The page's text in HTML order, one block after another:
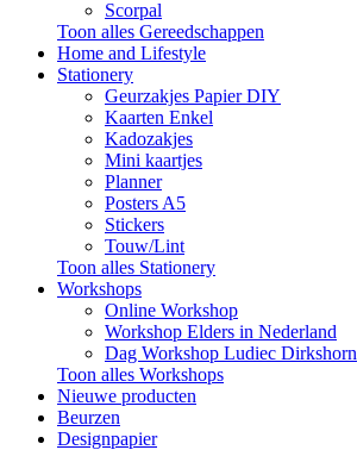
Scorpal
Toon alles Gereedschappen
Home and Lifestyle
Stationery
Geurzakjes Papier DIY
Kaarten Enkel
Kadozakjes
Mini kaartjes
Planner
Posters A5
Stickers
Touw/Lint
Toon alles Stationery
Workshops
Online Workshop
Workshop Elders in Nederland
Dag Workshop Ludiec Dirkshorn
Toon alles Workshops
Nieuwe producten
Beurzen
Designpapier